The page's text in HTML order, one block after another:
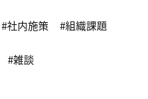
社内施策 組織課題
雑談